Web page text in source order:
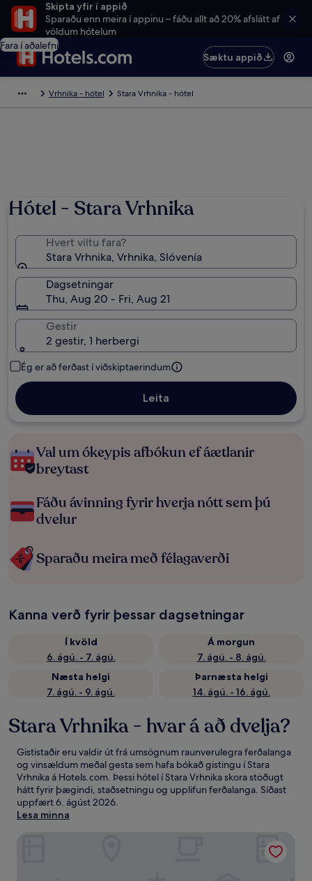
Skipta yfir í appið
Sparaðu enn meira í appinu – fáðu allt að 20% afslátt af
völdum hótelum
Fara í aðalefni
Sæktu appið
Vrhnika - hótel Stara Vrhnika - hótel
Hótel - Stara Vrhnika
Hvert viltu fara?
Stara Vrhnika, Vrhnika, Slóvenía
Dagsetningar
Thu, Aug 20 - Fri, Aug 21
Gestir
2 gestir, 1 herbergi
Ég er að ferðast í viðskiptaerindum
Leita
Val um ókeypis afbókun ef áætlanir
breytast
Fáðu ávinning fyrir hverja nótt sem þú
dvelur
Sparaðu meira með félagaverði
Kanna verð fyrir þessar dagsetningar
Í kvöld
6. ágú. - 7. ágú.
Á morgun
7. ágú. - 8. ágú.
Næsta helgi
7. ágú. - 9. ágú.
Þarnæsta helgi
14. ágú. - 16. ágú.
Stara Vrhnika - hvar á að dvelja?
Gististaðir eru valdir út frá umsögnum raunverulegra ferðalanga
og vinsældum meðal gesta sem hafa bókað gistingu í Stara
Vrhnika á Hotels.com. Þessi hótel í Stara Vrhnika skora stöðugt
hátt fyrir þægindi, staðsetningu og upplifun ferðalanga. Síðast
uppfært6. ágúst 2026.
Lesa minna